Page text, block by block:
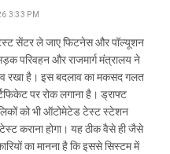
3:33 PM
सेंटर ले जाए फिटनेस और पॉल्यूशन
परिवहन और राजमार्ग मंत्रालय ने
रखा है। इस बदलाव का मकसद गलत
पर रोक लगाना है। ड्राफ्ट
को भी ऑटोमेटेड टेस्ट स्टेशन
कराना होगा। यह ठीक वैसे ही जैसे
का मानना है कि इससे सिस्टम में